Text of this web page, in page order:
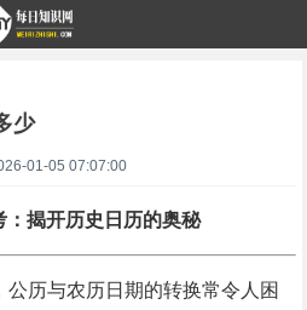
少
01-05 07:07:00
揭开历史日历的奥秘
历与农历日期的转换常令人困